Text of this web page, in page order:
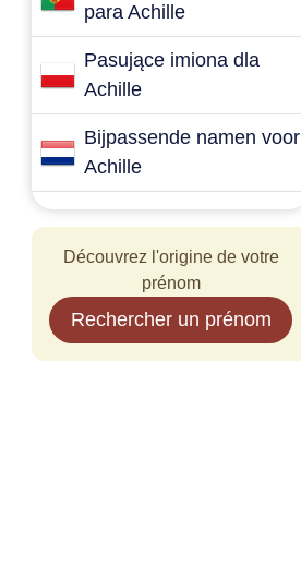
para Achille
Pasujące imiona dla
Achille
Bijpassende namen voor
Achille
Découvrez l'origine de votre
prénom
Rechercher un prénom